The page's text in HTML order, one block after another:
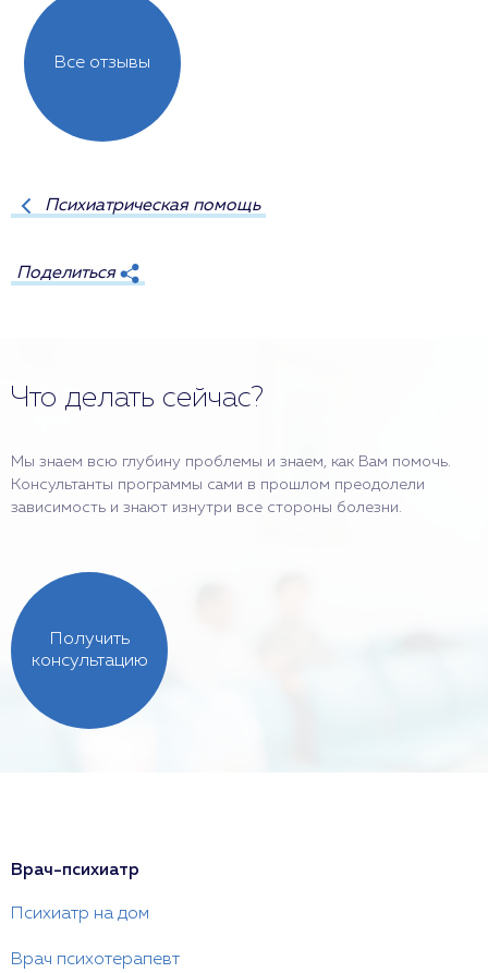
Все отзывы
Психиатрическая помощь
Поделиться
Что делать сейчас?
Мы знаем всю глубину проблемы и знаем, как Вам помочь.
Консультанты программы сами в прошлом преодолели
зависимость и знают изнутри все стороны болезни.
Получить
консультацию
Врач-психиатр
Психиатр на дом
Врач психотерапевт